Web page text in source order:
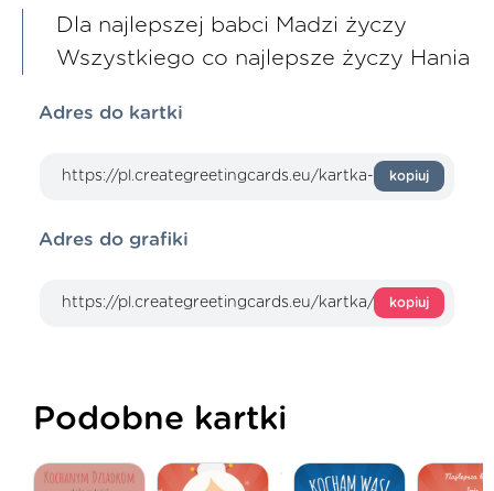
Dla najlepszej babci Madzi życzy
Wszystkiego co najlepsze życzy Hania
Adres do kartki
kopiuj
Adres do grafiki
kopiuj
Podobne kartki